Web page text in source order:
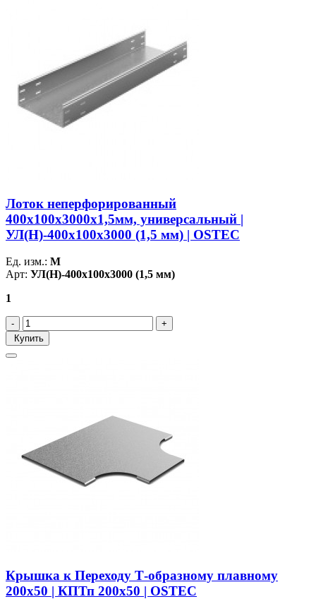
Лоток неперфорированный
400х100х3000х1,5мм, универсальный |
УЛ(Н)-400х100х3000 (1,5 мм) | OSTEC
Ед. изм.: М
Арт: УЛ(Н)-400х100х3000 (1,5 мм)
1
Купить
Крышка к Переходу Т-образному плавному
200х50 | КПТп 200х50 | OSTEC